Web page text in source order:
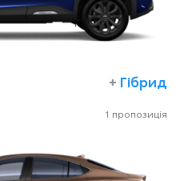
+ Гібрид
1 пропозиція